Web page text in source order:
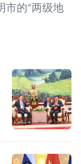
市的“两级地